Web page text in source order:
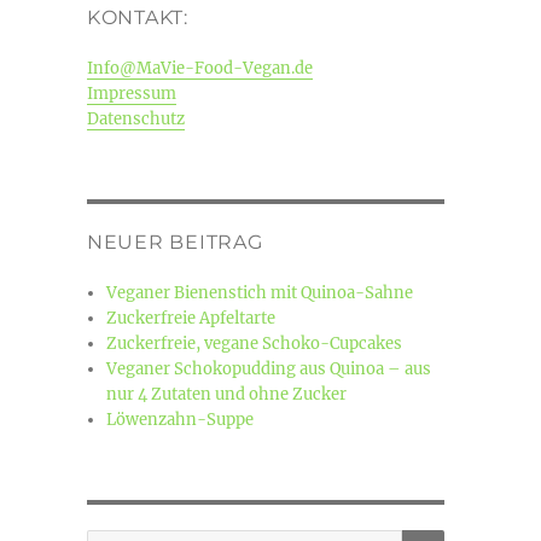
KONTAKT:
Info@MaVie-Food-Vegan.de
Impressum
Datenschutz
NEUER BEITRAG
Veganer Bienenstich mit Quinoa-Sahne
Zuckerfreie Apfeltarte
Zuckerfreie, vegane Schoko-Cupcakes
Veganer Schokopudding aus Quinoa – aus
nur 4 Zutaten und ohne Zucker
Löwenzahn-Suppe
SUCHEN